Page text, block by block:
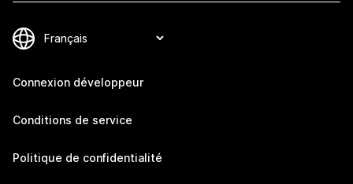
Connexion développeur
Conditions de service
Politique de confidentialité